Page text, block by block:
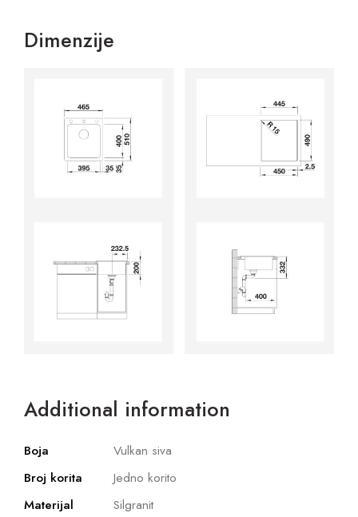
Dimenzije
Additional information
Boja
Vulkan siva
Broj korita
Jedno korito
Materijal
Silgranit